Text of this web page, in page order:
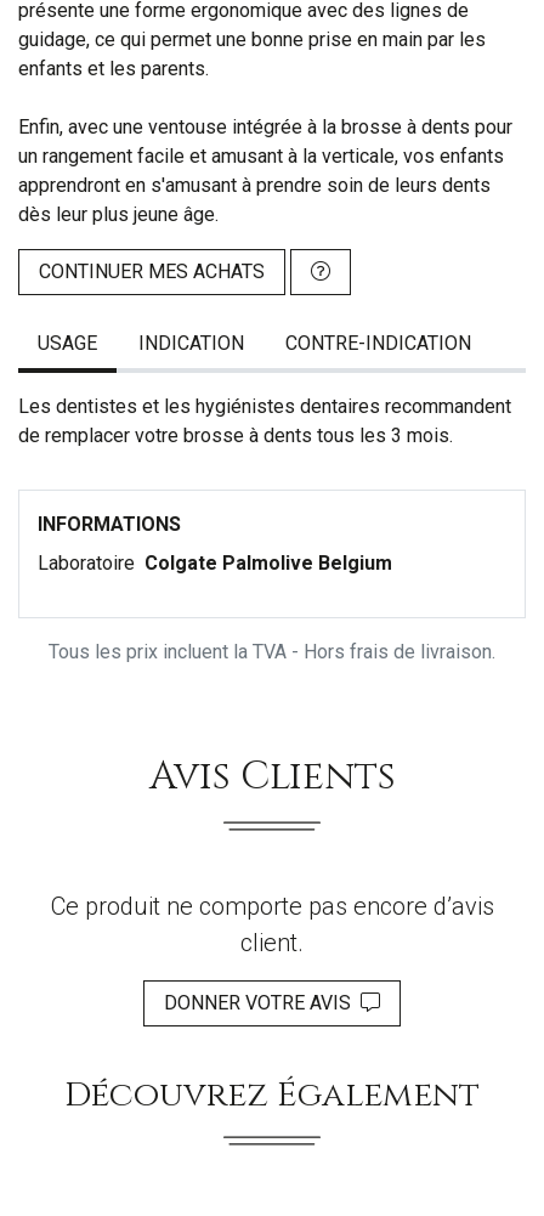
présente une forme ergonomique avec des lignes de
guidage, ce qui permet une bonne prise en main par les
enfants et les parents.
Enfin, avec une ventouse intégrée à la brosse à dents pour
un rangement facile et amusant à la verticale, vos enfants
apprendront en s'amusant à prendre soin de leurs dents
dès leur plus jeune âge.
CONTINUER MES ACHATS
USAGE INDICATION CONTRE-INDICATION
Les dentistes et les hygiénistes dentaires recommandent
de remplacer votre brosse à dents tous les 3 mois.
INFORMATIONS
Laboratoire Colgate Palmolive Belgium
Tous les prix incluent la TVA - Hors frais de livraison.
Avis Clients
Ce produit ne comporte pas encore d’avis
client.
DONNER VOTRE AVIS
Découvrez Également